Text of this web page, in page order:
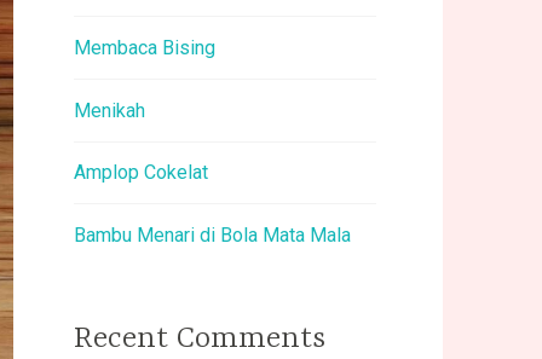
Membaca Bising
Menikah
Amplop Cokelat
Bambu Menari di Bola Mata Mala
Recent Comments